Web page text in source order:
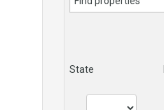
State